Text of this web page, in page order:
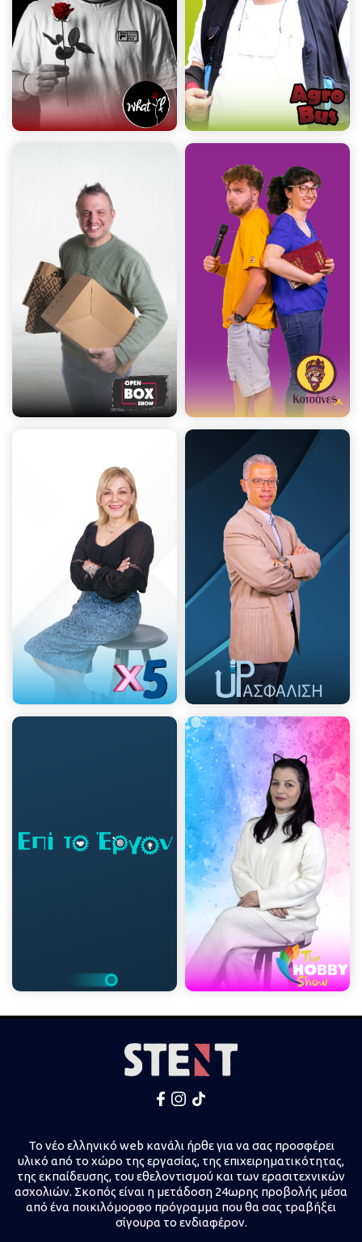
Το νέο ελληνικό web κανάλι ήρθε για να σας προσφέρει
υλικό από το χώρο της εργασίας, της επιχειρηματικότητας,
της εκπαίδευσης, του εθελοντισμού και των ερασιτεχνικών
ασχολιών. Σκοπός είναι η μετάδοση 24ωρης προβολής μέσα
από ένα ποικιλόμορφο πρόγραμμα που θα σας τραβήξει
σίγουρα το ενδιαφέρον.